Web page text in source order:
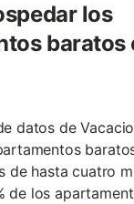
los
baratos
datos de
de hasta cuatro
de los